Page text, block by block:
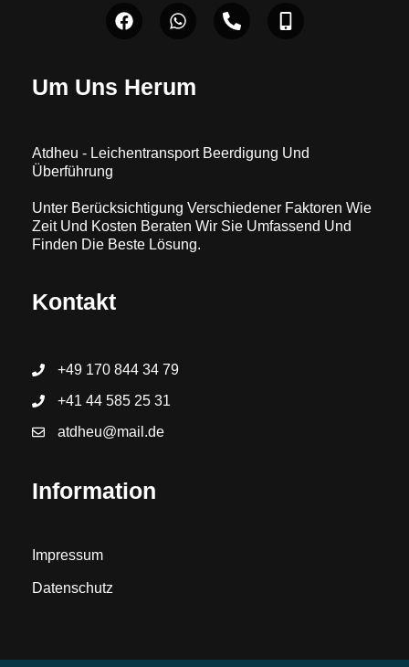
Um Uns Herum
Atdheu - Leichentransport Beerdigung Und
Überführung
Unter Berücksichtigung Verschiedener Faktoren Wie
Zeit Und Kosten Beraten Wir Sie Umfassend Und
Finden Die Beste Lösung.
Kontakt
+49 170 844 34 79
+41 44 585 25 31
atdheu@mail.de
Information
Impressum
Datenschutz